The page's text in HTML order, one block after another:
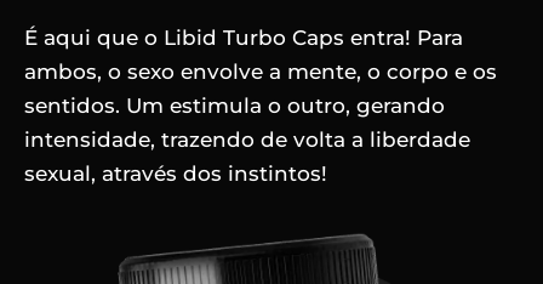
É aqui que o Libid Turbo Caps entra! Para
ambos, o sexo envolve a mente, o corpo e os
sentidos. Um estimula o outro, gerando
intensidade, trazendo de volta a liberdade
sexual, através dos instintos!